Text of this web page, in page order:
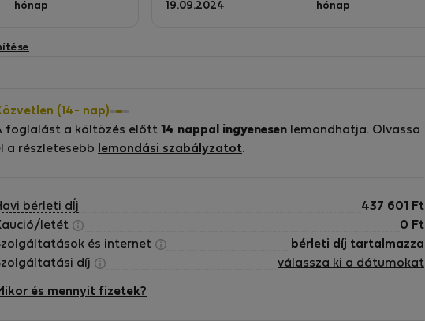
hónap
mauvaise qualité de l'image
19.09.2024
hónap
(14- nap)
foglalást a költözés előtt 14 nappal ingyenesen lemondhatja. Olvassa
a részletesebb
lemondási szabályzatot.
bérleti dÍj 437 601
Ft
letét
0 Ft
és internet
bérleti díj tartalmazza
díj
válassza ki a dátumokat
és mennyit fizetek?